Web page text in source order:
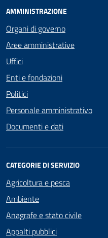
AMMINISTRAZIONE
Organi di governo
Aree amministrative
Uffici
Enti e fondazioni
Politici
Personale amministrativo
Documenti e dati
CATEGORIE DI SERVIZIO
Agricoltura e pesca
Ambiente
Anagrafe e stato civile
Appalti pubblici